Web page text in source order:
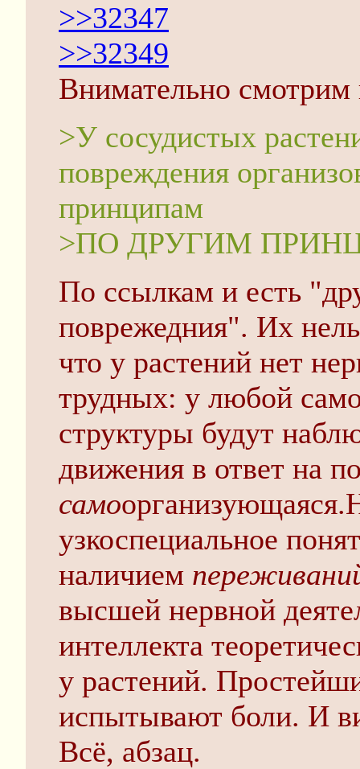
>>32347
>>32349
Внимательно
>У сосудистых
повреждения
принципам
>ПО ДРУГИМ
По ссылкам и есть
поврежедния". Их
что у растений нет
трудных: у любой
структуры будут
движения в ответ на
само
узкоспециальное
наличием
высшей нервной
интеллекта
у растений.
испытывают боли. И
Всё, абзац.